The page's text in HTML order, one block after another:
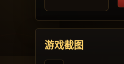
游戏截图